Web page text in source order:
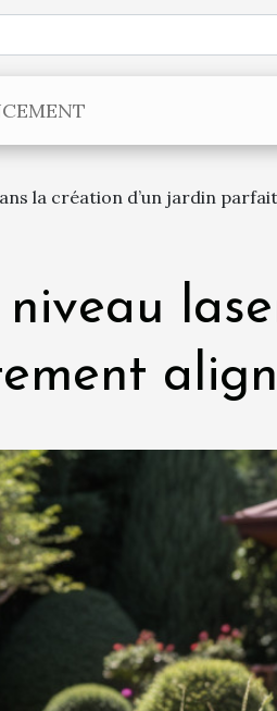
la création d’un jardin